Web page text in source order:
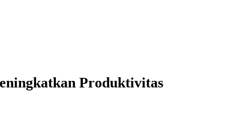
Produktivitas